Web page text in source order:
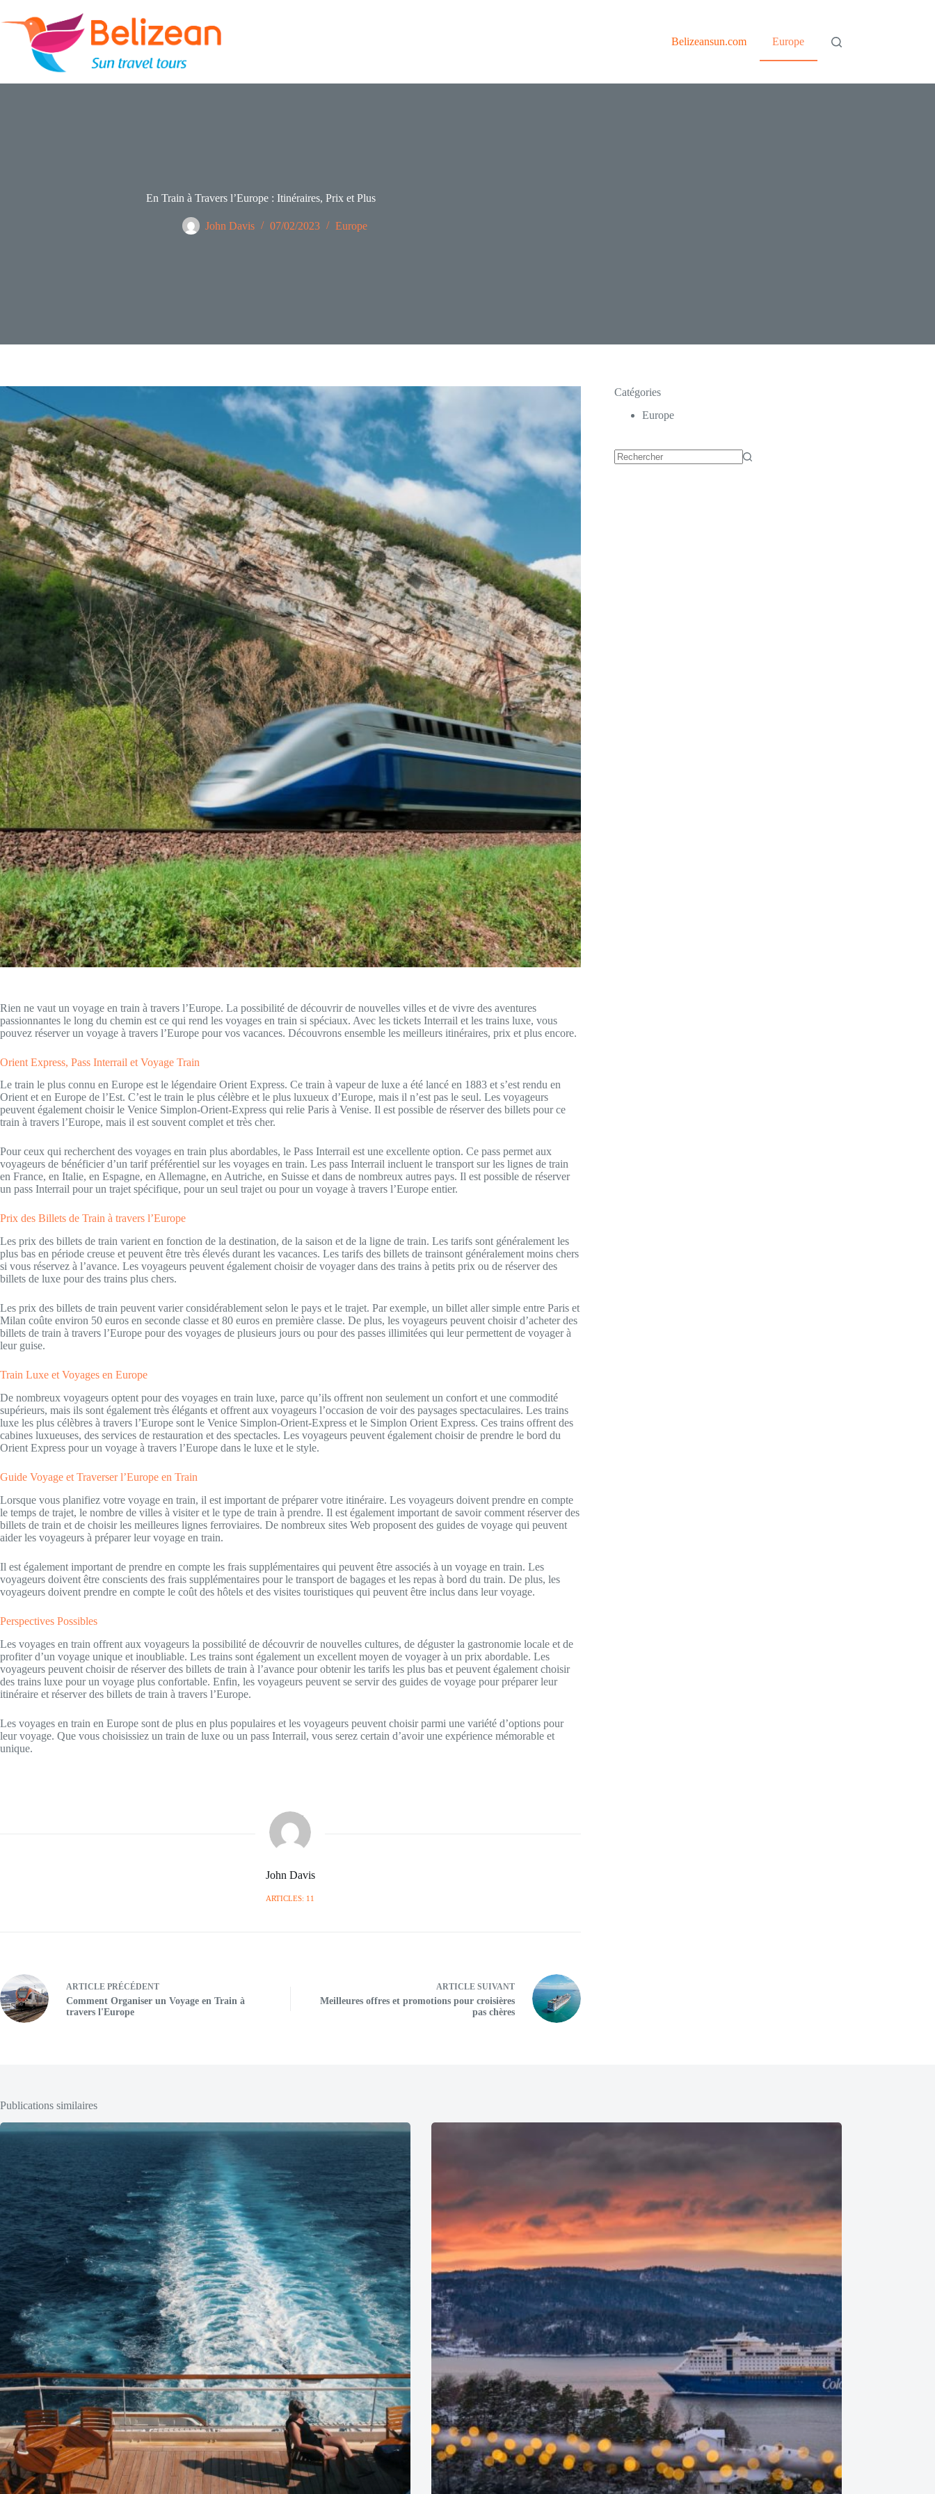
contenu
Belizeansun.com
Europe
En Train à Travers l’Europe : Itinéraires, Prix et Plus
John Davis 07/02/2023 Europe
Rien ne vaut un voyage en train à travers l’Europe. La possibilité de découvrir de nouvelles villes et de vivre des aventures
passionnantes le long du chemin est ce qui rend les voyages en train si spéciaux. Avec les tickets Interrail et les trains luxe, vous
pouvez réserver un voyage à travers l’Europe pour vos vacances. Découvrons ensemble les meilleurs itinéraires, prix et plus encore.
Orient Express, Pass Interrail et Voyage Train
Le train le plus connu en Europe est le légendaire Orient Express. Ce train à vapeur de luxe a été lancé en 1883 et s’est rendu en
Orient et en Europe de l’Est. C’est le train le plus célèbre et le plus luxueux d’Europe, mais il n’est pas le seul. Les voyageurs
peuvent également choisir le Venice Simplon-Orient-Express qui relie Paris à Venise. Il est possible de réserver des billets pour ce
train à travers l’Europe, mais il est souvent complet et très cher.
Pour ceux qui recherchent des voyages en train plus abordables, le Pass Interrail est une excellente option. Ce pass permet aux
voyageurs de bénéficier d’un tarif préférentiel sur les voyages en train. Les pass Interrail incluent le transport sur les lignes de train
en France, en Italie, en Espagne, en Allemagne, en Autriche, en Suisse et dans de nombreux autres pays. Il est possible de réserver
un pass Interrail pour un trajet spécifique, pour un seul trajet ou pour un voyage à travers l’Europe entier.
Prix des Billets de Train à travers l’Europe
Les prix des billets de train varient en fonction de la destination, de la saison et de la ligne de train. Les tarifs sont généralement les
plus bas en période creuse et peuvent être très élevés durant les vacances. Les tarifs des billets de trainsont généralement moins chers
si vous réservez à l’avance. Les voyageurs peuvent également choisir de voyager dans des trains à petits prix ou de réserver des
billets de luxe pour des trains plus chers.
Les prix des billets de train peuvent varier considérablement selon le pays et le trajet. Par exemple, un billet aller simple entre Paris et
Milan coûte environ 50 euros en seconde classe et 80 euros en première classe. De plus, les voyageurs peuvent choisir d’acheter des
billets de train à travers l’Europe pour des voyages de plusieurs jours ou pour des passes illimitées qui leur permettent de voyager à
leur guise.
Train Luxe et Voyages en Europe
De nombreux voyageurs optent pour des voyages en train luxe, parce qu’ils offrent non seulement un confort et une commodité
supérieurs, mais ils sont également très élégants et offrent aux voyageurs l’occasion de voir des paysages spectaculaires. Les trains
luxe les plus célèbres à travers l’Europe sont le Venice Simplon-Orient-Express et le Simplon Orient Express. Ces trains offrent des
cabines luxueuses, des services de restauration et des spectacles. Les voyageurs peuvent également choisir de prendre le bord du
Orient Express pour un voyage à travers l’Europe dans le luxe et le style.
Guide Voyage et Traverser l’Europe en Train
Lorsque vous planifiez votre voyage en train, il est important de préparer votre itinéraire. Les voyageurs doivent prendre en compte
le temps de trajet, le nombre de villes à visiter et le type de train à prendre. Il est également important de savoir comment réserver des
billets de train et de choisir les meilleures lignes ferroviaires. De nombreux sites Web proposent des guides de voyage qui peuvent
aider les voyageurs à préparer leur voyage en train.
Il est également important de prendre en compte les frais supplémentaires qui peuvent être associés à un voyage en train. Les
voyageurs doivent être conscients des frais supplémentaires pour le transport de bagages et les repas à bord du train. De plus, les
voyageurs doivent prendre en compte le coût des hôtels et des visites touristiques qui peuvent être inclus dans leur voyage.
Perspectives Possibles
Les voyages en train offrent aux voyageurs la possibilité de découvrir de nouvelles cultures, de déguster la gastronomie locale et de
profiter d’un voyage unique et inoubliable. Les trains sont également un excellent moyen de voyager à un prix abordable. Les
voyageurs peuvent choisir de réserver des billets de train à l’avance pour obtenir les tarifs les plus bas et peuvent également choisir
des trains luxe pour un voyage plus confortable. Enfin, les voyageurs peuvent se servir des guides de voyage pour préparer leur
itinéraire et réserver des billets de train à travers l’Europe.
Les voyages en train en Europe sont de plus en plus populaires et les voyageurs peuvent choisir parmi une variété d’options pour
leur voyage. Que vous choisissiez un train de luxe ou un pass Interrail, vous serez certain d’avoir une expérience mémorable et
unique.
John Davis
ARTICLES: 11
ARTICLE PRÉCÉDENT
Comment Organiser un Voyage en Train à
travers l'Europe
ARTICLESUIVANT
Meilleures offres et promotions pour croisières
pas chères
Catégories
Europe
Publications similaires